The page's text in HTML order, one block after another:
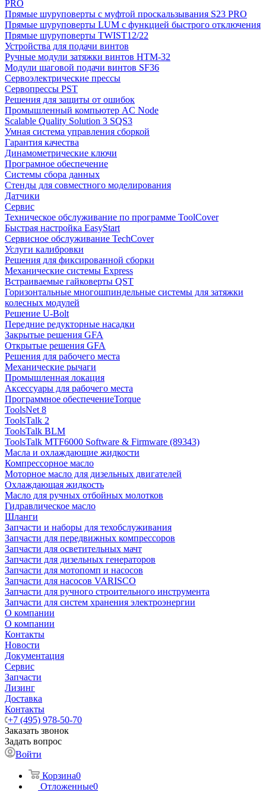
PRO
Прямые шуруповерты с муфтой проскальзывания S23 PRO
Прямые шуруповерты LUM с функцией быстрого отключения
Прямые шуруповерты TWIST12/22
Устройства для подачи винтов
Ручные модули затяжки винтов HTM-32
Модули шаговой подачи винтов SF36
Сервоэлектрические прессы
Сервопрессы PST
Решения для защиты от ошибок
Промышленный компьютер AC Node
Scalable Quality Solution 3 SQS3
Умная система управления сборкой
Гарантия качества
Динамометрические ключи
Програмное обеспечение
Системы сбора данных
Стенды для совместного моделирования
Датчики
Сервис
Техническое обслуживание по программе ToolCover
Быстрая настройка EasyStart
Cервисное обслуживание TechCover
Услуги калибровки
Решения для фиксированной сборки
Механические системы Express
Встраиваемые гайковерты QST
Горизонтальные многошпиндельные системы для затяжки
колесных модулей
Решение U-Bolt
Передние редукторные насадки
Закрытые решения GFA
Открытые решения GFA
Решения для рабочего места
Механические рычаги
Промышленная локация
Аксессуары для рабочего места
Программное обеспечениеTorque
ToolsNet 8
ToolsTalk 2
ToolsTalk BLM
ToolsTalk MTF6000 Software & Firmware (89343)
Масла и охлаждающие жидкости
Компрессорное масло
Моторное масло для дизельных двигателей
Охлаждающая жидкость
Масло для ручных отбойных молотков
Гидравлическое масло
Шланги
Запчасти и наборы для техобслуживания
Запчасти для передвижных компрессоров
Запчасти для осветительных мачт
Запчасти для дизельных генераторов
Запчасти для мотопомп и насосов
Запчасти для насосов VARISCO
Запчасти для ручного строительного инструмента
Запчасти для систем хранения электроэнергии
О компании
О компании
Контакты
Новости
Документация
Сервис
Запчасти
Лизинг
Доставка
Контакты
+7 (495) 978-50-70
Заказать звонок
Задать вопрос
Войти
Корзина0
Отложенные0